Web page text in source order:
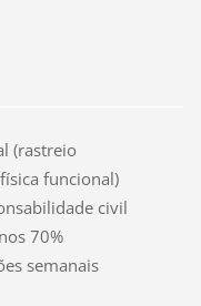
(rastreio
funcional)
civil
70%
semanais